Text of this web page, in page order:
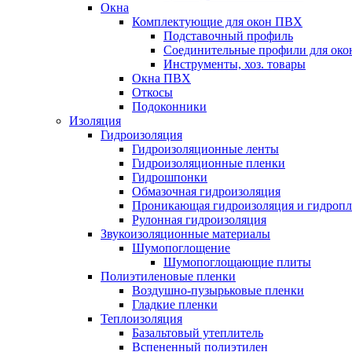
Окна
Комплектующие для окон ПВХ
Подставочный профиль
Соединительные профили для
Инструменты, хоз. товары
Окна ПВХ
Откосы
Подоконники
Изоляция
Гидроизоляция
Гидроизоляционные ленты
Гидроизоляционные пленки
Гидрошпонки
Обмазочная гидроизоляция
Проникающая гидроизоляция и
Рулонная гидроизоляция
Звукоизоляционные материалы
Шумопоглощение
Шумопоглощающие плиты
Полиэтиленовые пленки
Воздушно-пузырьковые пленки
Гладкие пленки
Теплоизоляция
Базальтовый утеплитель
Вспененный полиэтилен